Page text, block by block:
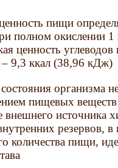
пищи
полном окислении 1
ценность
– 9,3 ккал (38,96 кДж)
организма
пищевых веществ
внешнего источника
резервов, в
количества пищи,